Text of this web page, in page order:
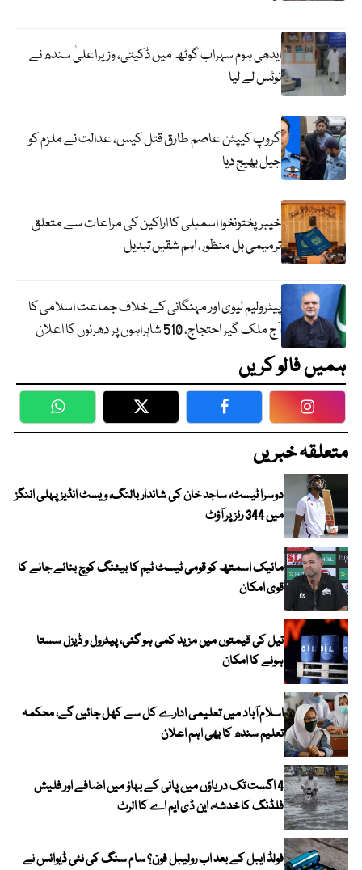
ایدھی ہوم سہراب گوٹھ میں ڈکیتی، وزیراعلیٰ سندھ نے
نوٹس لے لیا
گروپ کیپٹن عاصم طارق قتل کیس، عدالت نے ملزم کو
جیل بھیج دیا
خیبرپختونخوا اسمبلی کا اراکین کی مراعات سے متعلق
ترمیمی بل منظور، اہم شقیں تبدیل
پیٹرولیم لیوی اور مہنگائی کے خلاف جماعت اسلامی کا
آج ملک گیر احتجاج، 510 شاہراہوں پر دھرنوں کا اعلان
ہمیں فالو کریں
WhatsApp Twitter Facebook
متعلقہ خبریں
دوسرا ٹیسٹ، ساجد خان کی شاندار بالنگ، ویسٹ انڈیز پہلی اننگز
میں 344 رنز پر آؤٹ
مائیک اسمتھ کو قومی ٹیسٹ ٹیم کا بیٹنگ کوچ بنائے جانے کا
قوی امکان
تیل کی قیمتوں میں مزید کمی ہو گئی، پیٹرول و ڈیزل سستا
ہونے کا امکان
اسلام آباد میں تعلیمی ادارے کل سے کھل جائیں گے، محکمہ
تعلیم سندھ کا بھی اہم اعلان
4 اگست تک دریاؤں میں پانی کے بہاؤ میں اضافے اور فلیش
فلڈنگ کا خدشہ، این ڈی ایم اے کا الرٹ
فولڈ ایبل کے بعد اب رولیبل فون؟ سام سنگ کی نئی ڈیوائس نے